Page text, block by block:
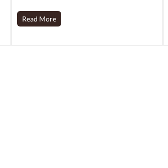
Read More